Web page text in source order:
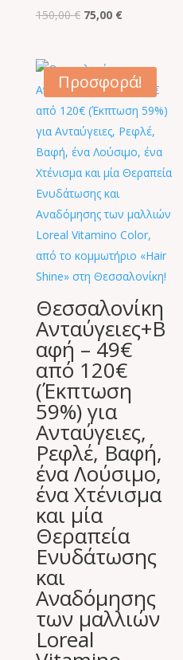
150,00€ Original
150,00 €.
75,00 €Η
είναι:
75,00 €.
Προσφορά!
Θεσσαλονίκη
Ανταύγειες+Β
αφή – 49€
από 120€
(Έκπτωση
59%) για
Ανταύγειες,
Ρεφλέ, Βαφή,
ένα Λούσιμο,
ένα Χτένισμα
και μία
Θεραπεία
Ενυδάτωσης
και
Αναδόμησης
των μαλλιών
Loreal